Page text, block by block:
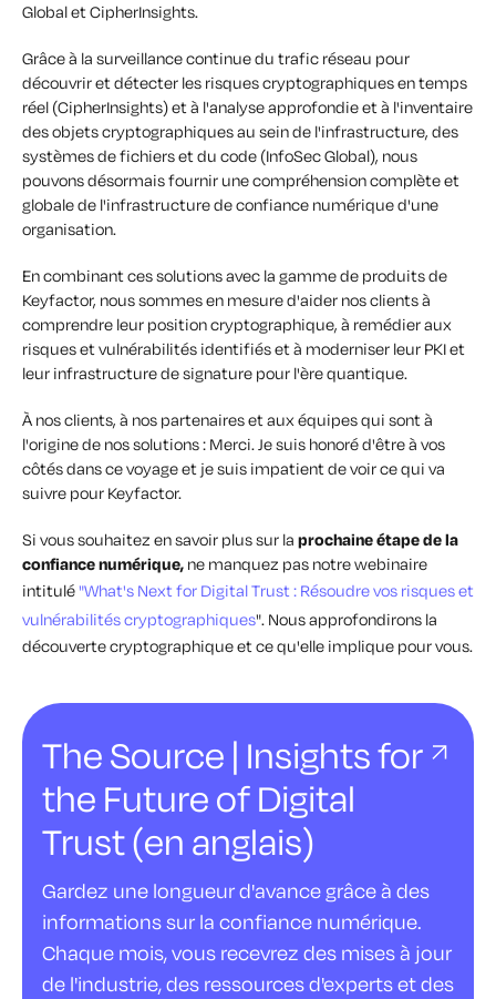
Global et CipherInsights.
Grâce à la surveillance continue du trafic réseau pour
découvrir et détecter les risques cryptographiques en temps
réel (CipherInsights) et à l'analyse approfondie et à l'inventaire
des objets cryptographiques au sein de l'infrastructure, des
systèmes de fichiers et du code (InfoSec Global), nous
pouvons désormais fournir une compréhension complète et
globale de l'infrastructure de confiance numérique d'une
organisation.
En combinant ces solutions avec la gamme de produits de
Keyfactor, nous sommes en mesure d'aider nos clients à
comprendre leur position cryptographique, à remédier aux
risques et vulnérabilités identifiés et à moderniser leur PKI et
leur infrastructure de signature pour l'ère quantique.
À nos clients, à nos partenaires et aux équipes qui sont à
l'origine de nos solutions : Merci. Je suis honoré d'être à vos
côtés dans ce voyage et je suis impatient de voir ce qui va
suivre pour Keyfactor.
Si vous souhaitez en savoir plus sur la prochaine étape de la
confiance numérique, ne manquez pas notre webinaire
intitulé "What's Next for Digital Trust : Résoudre vos risques et
vulnérabilités cryptographiques". Nous approfondirons la
découverte cryptographique et ce qu'elle implique pour vous.
The Source | Insights for
the Future of Digital
Trust (en anglais)
Gardez une longueur d'avance grâce à des
informations sur la confiance numérique.
Chaque mois, vous recevrez des mises à jour
de l'industrie, des ressources d'experts et des